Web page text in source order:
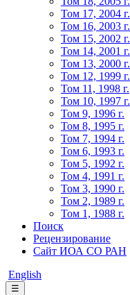
Том 17, 2004 г.
Том 16, 2003 г.
Том 15, 2002 г.
Том 14, 2001 г.
Том 13, 2000 г.
Том 12, 1999 г.
Том 11, 1998 г.
Том 10, 1997 г.
Том 9, 1996 г.
Том 8, 1995 г.
Том 7, 1994 г.
Том 6, 1993 г.
Том 5, 1992 г.
Том 4, 1991 г.
Том 3, 1990 г.
Том 2, 1989 г.
Том 1, 1988 г.
Поиск
Рецензирование
Сайт ИОА СО РАН
English
☰